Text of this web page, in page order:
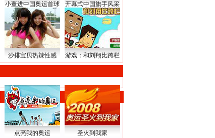
小董进中国奥运首球 开幕式中国旗手风采
沙排宝贝热辣性感 游戏：和刘翔比跨栏
点亮我的奥运
圣火到我家